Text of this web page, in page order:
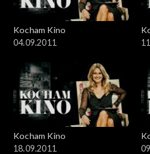
Kocham Kino
04.09.2011
Kocham Kino
18.09.2011